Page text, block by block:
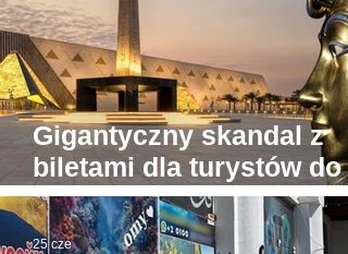
Gigantyczny skandal z
biletami dla turystów do
Wielkiego Muzeum
Egipskiego
25 cze